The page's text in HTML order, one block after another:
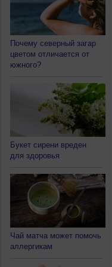
Почему северный загар
цветом отличается от
южного?
Букет сирени вреден
для здоровья
Чай матча может помочь
аллергикам